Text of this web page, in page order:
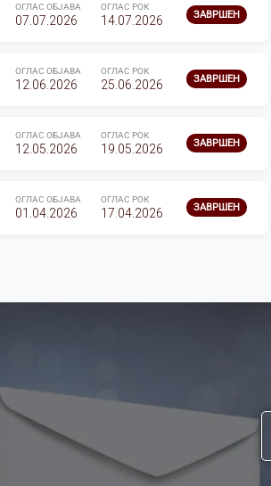
ОГЛАС ОБЈАВА
07.07.2026
ОГЛАС РОК
14.07.2026 ЗАВРШЕН
ОГЛАС ОБЈАВА
12.06.2026
ОГЛАС РОК
25.06.2026 ЗАВРШЕН
ОГЛАС ОБЈАВА
12.05.2026
ОГЛАС РОК
19.05.2026 ЗАВРШЕН
ОГЛАС ОБЈАВА
01.04.2026
ОГЛАС РОК
17.04.2026 ЗАВРШЕН